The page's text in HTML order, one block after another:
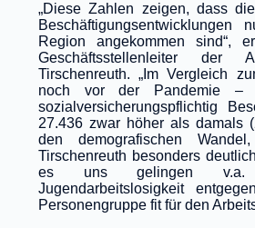
„Diese Zahlen zeigen, dass
Region angekommen sind“,
Geschäftsstellenleiter der
Tirschenreuth. „Im Vergleich
noch vor der Pandemie
sozialversicherungspflichtig
27.436 zwar höher als damals
den demografischen
Tirschenreuth besonders
es uns gelingen v.a.
Jugendarbeitslosigkeit
Personengruppe fit für den